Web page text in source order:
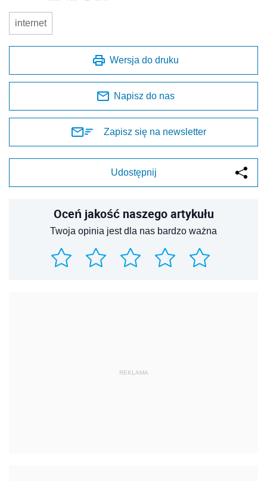
internet
Wersja do druku
Napisz do nas
Zapisz się na newsletter
Udostępnij
Oceń jakość naszego artykułu
Twoja opinia jest dla nas bardzo ważna
REKLAMA